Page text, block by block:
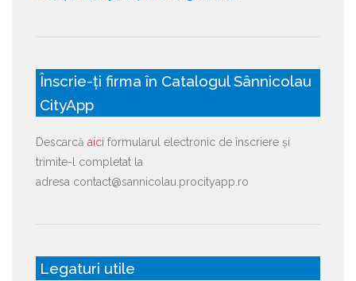
Înscrie-ți firma în Catalogul Sânnicolau
CityApp
Descarcă aici formularul electronic de înscriere și
trimite-l completat la
adresa contact@sannicolau.procityapp.ro
Legaturi utile